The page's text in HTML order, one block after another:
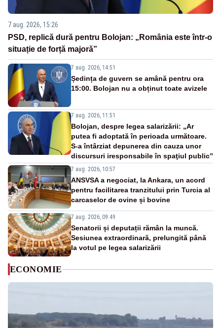
7 aug. 2026, 15:26
PSD, replică dură pentru Bolojan: „România este într-o
situație de forță majoră”
7 aug. 2026, 14:51
Ședința de guvern se amână pentru ora
15:00. Bolojan nu a obținut toate avizele
7 aug. 2026, 11:51
Bolojan, despre legea salarizării: „Ar
putea fi adoptată în perioada următoare.
S-a întârziat depunerea din cauza unor
discursuri iresponsabile în spaţiul public”
7 aug. 2026, 10:57
ANSVSA a negociat, la Ankara, un acord
pentru facilitarea tranzitului prin Turcia al
carcaselor de ovine și bovine
7 aug. 2026, 09:49
Senatorii și deputații rămân la muncă.
Sesiunea extraordinară, prelungită până
la votul pe legea salarizării
ECONOMIE